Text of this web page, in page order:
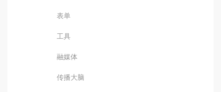
表单
工具
融媒体
传播大脑